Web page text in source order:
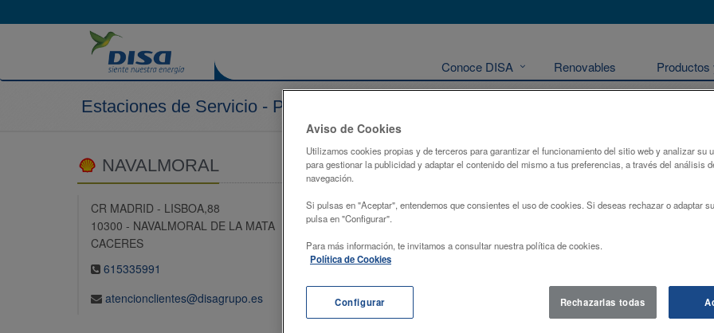
Conoce DISA Renovables
Estaciones de Servicio - Peninsula
NAVALMORAL
CR MADRID - LISBOA,88
10300 - NAVALMORAL DE LA MATA
CACERES
615335991
atencionclientes@disagrupo.es
Localización
-
Aviso de Cookies
Utilizamos cookies propias y de terceros para garantizar el funcionamiento del sitio web y analizar su
para gestionar la publicidad y adaptar el contenido del mismo a tus preferencias, a través del análisis
navegación.
Si pulsas en "Aceptar", entendemos que consientes el uso de cookies. Si deseas rechazar o adaptar
pulsa en "Configurar".
Para más información, te invitamos a consultar nuestra política de cookies.
Política de Cookies
Rechazarlas todas
Configurar